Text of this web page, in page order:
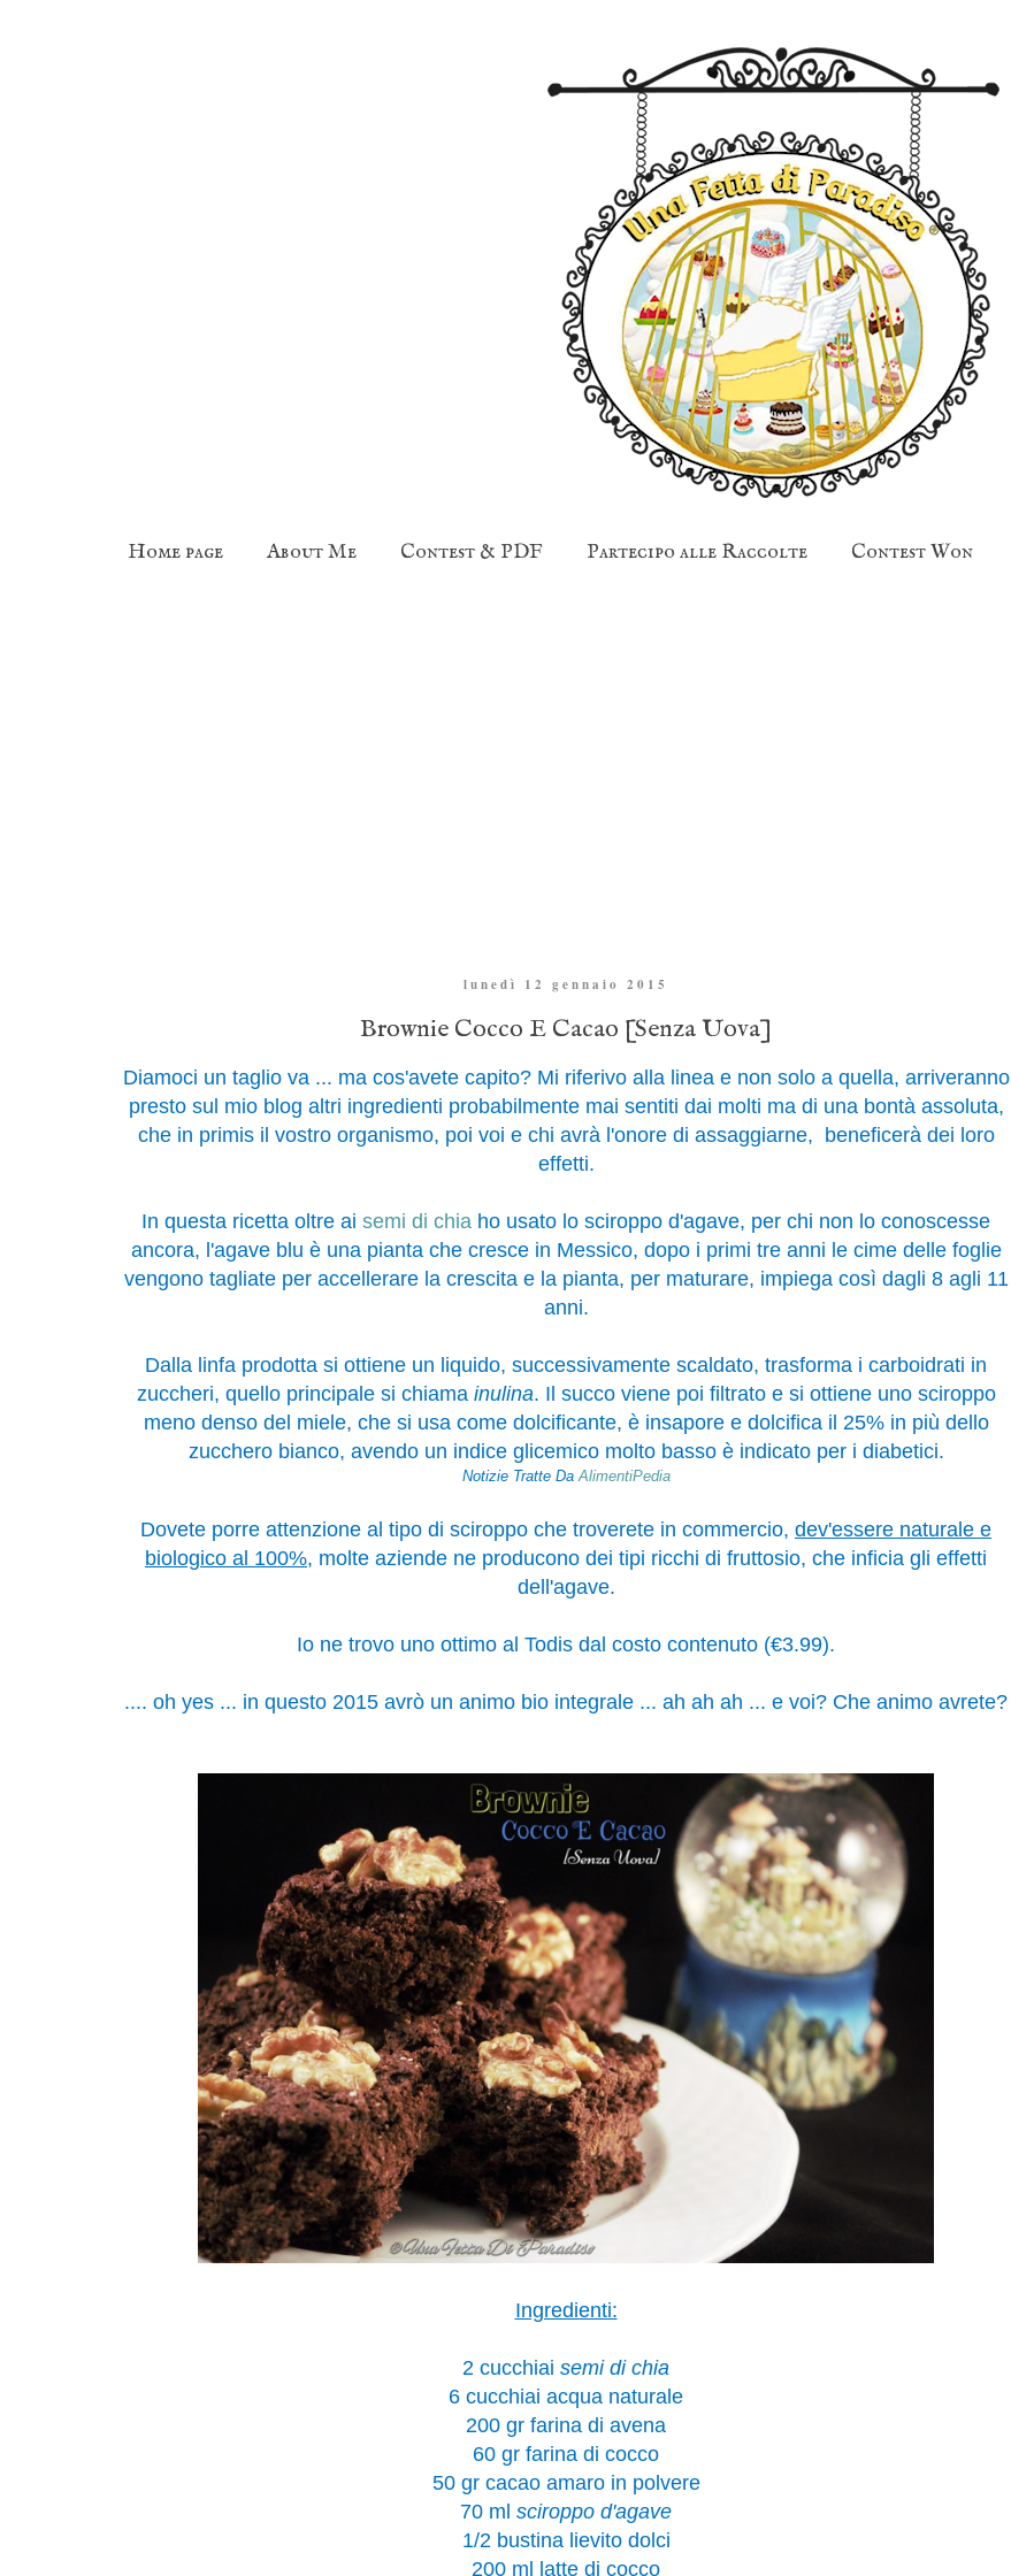
Home page About Me Contest & PDF Partecipo alle Raccolte Contest Won
lunedì 12 gennaio 2015
Brownie Cocco E Cacao [Senza Uova]
Diamoci un taglio va ... ma cos'avete capito? Mi riferivo alla linea e non solo a quella, arriveranno
presto sul mio blog altri ingredienti probabilmente mai sentiti dai molti ma di una bontà assoluta,
che in primis il vostro organismo, poi voi e chi avrà l'onore di assaggiarne, beneficerà dei loro
effetti.
In questa ricetta oltre ai semi di chia ho usato lo sciroppo d'agave, per chi non lo conoscesse
ancora, l'agave blu è una pianta che cresce in Messico, dopo i primi tre anni le cime delle foglie
vengono tagliate per accellerare la crescita e la pianta, per maturare, impiega così dagli 8 agli 11
anni.
Dalla linfa prodotta si ottiene un liquido, successivamente scaldato, trasforma i carboidrati in
zuccheri, quello principale si chiama inulina. Il succo viene poi filtrato e si ottiene uno sciroppo
meno denso del miele, che si usa come dolcificante, è insapore e dolcifica il 25% in più dello
zucchero bianco, avendo un indice glicemico molto basso è indicato per i diabetici.
Notizie Tratte DaAlimentiPedia
Dovete porre attenzione al tipo di sciroppo che troverete in commercio, dev'essere naturale e
biologico al 100%, molte aziende ne producono dei tipi ricchi di fruttosio, che inficia gli effetti
dell'agave.
Io ne trovo uno ottimo al Todis dal costo contenuto (€3.99).
.... oh yes ... in questo 2015 avrò un animo bio integrale ... ah ah ah ... e voi? Che animo avrete?
Ingredienti:
2 cucchiai semi di chia
6 cucchiai acqua naturale
200 gr farina di avena
60 gr farina di cocco
50 gr cacao amaro in polvere
70 ml sciroppo d'agave
1/2 bustina lievito dolci
200 ml latte di cocco